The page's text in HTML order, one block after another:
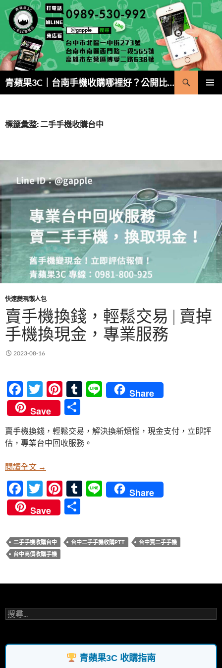
至
內
容
青蘋果3C｜台南手機收購哪裡好？公開比價・5 分鐘現金成交
搜
尋
標籤彙整: 二手手機收購台中
快速變現懶人包
賣手機換錢，輕鬆交易 | 賣掉
手機換現金，專業服務
2023-08-16
F
ac
e
b
o
o
k
T
w
itt
er
Pi
nt
er
es
t
T
bl
r
Li
Share
Save
享
賣手機換錢，輕鬆交易，解決換新煩惱，現金支付，立即評
估，專業台中回收服務。
閱讀全文 賣手機換錢，輕鬆交易 | 賣掉手機換現金，專業服務
→
F
ac
e
b
o
k
T
w
itt
er
Pi
nt
er
es
t
T
bl
r
Li
Share
Save
二手手機收購台中 台中二手手機收購PTT
台中賣二手手機
台中高價收購手機
搜
尋
字:
青蘋果3C 收購指南